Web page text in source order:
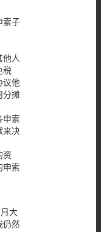
索子
人
税
议他
分摊
申索
来决
资
申索
大
仍然